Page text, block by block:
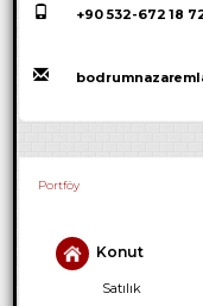
+90 532-672 18
Portföy
Konut
Satılık